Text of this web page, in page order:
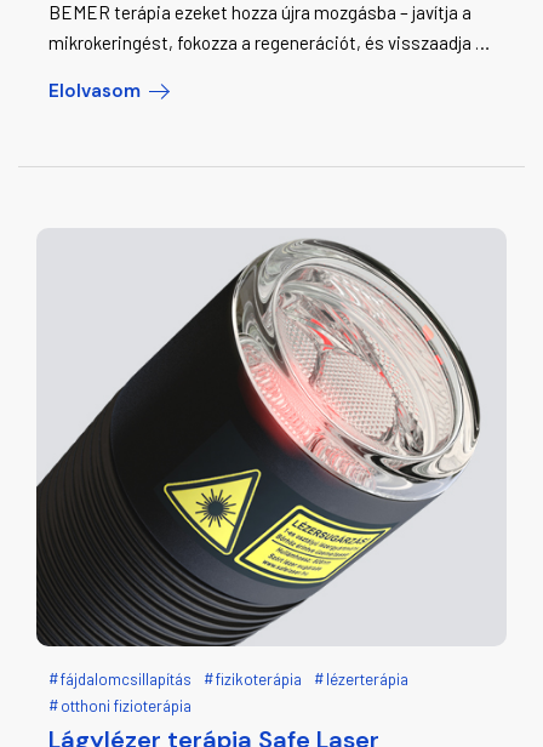
BEMER terápia ezeket hozza újra mozgásba – javítja a
mikrokeringést, fokozza a regenerációt, és visszaadja az
tudományosan igazolt fizikai érterápia, olvassa el
Elolvasom
fájdalomcsillapítás fizikoterápia
lézerterápia
otthoni fizioterápia
Lágylézer terápia Safe Laser